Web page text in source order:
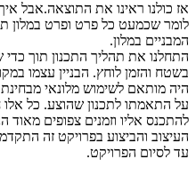
אז כולנו ראינו את התוצאה.אבל
לומר שכמעט כל פרט ופרט במלון
המבניים במלון.
התחלנו את תהליך התכנון תוך
בשטח והזמן לוחץ. הבניין עצמו
היה מותאם לשימוש מלונאי
על התאמתו לתכנון שהוצע. כל אלו
להתכנס אליו וזמנים צפופים מאוד
העיצוב והביצוע בפרויקט זה
עד לסיום הפרויקט.